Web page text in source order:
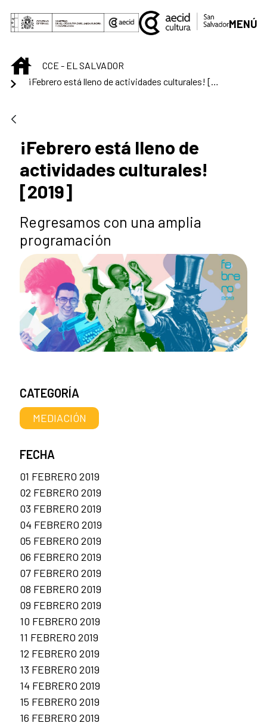
Saltar al contenido principal
MENÚ
INICIOCCE - EL SALVADOR
¡Febrero está lleno de
actividades culturales!
[2019]
Regresamos con una amplia
programación
CATEGORÍA
MEDIACIÓN
FECHA
01 FEBRERO 2019
02 FEBRERO 2019
03 FEBRERO 2019
04 FEBRERO 2019
05 FEBRERO 2019
06 FEBRERO 2019
07 FEBRERO 2019
08 FEBRERO 2019
09 FEBRERO 2019
10 FEBRERO 2019
11 FEBRERO 2019
12 FEBRERO 2019
13 FEBRERO 2019
14 FEBRERO 2019
15 FEBRERO 2019
16 FEBRERO 2019